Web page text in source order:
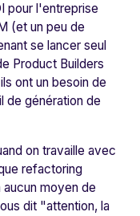
pour l'entreprise
(et un peu de
se lancer seul
Product Builders
ont un besoin de
de génération de
on travaille avec
refactoring
moyen de
dit "attention, la